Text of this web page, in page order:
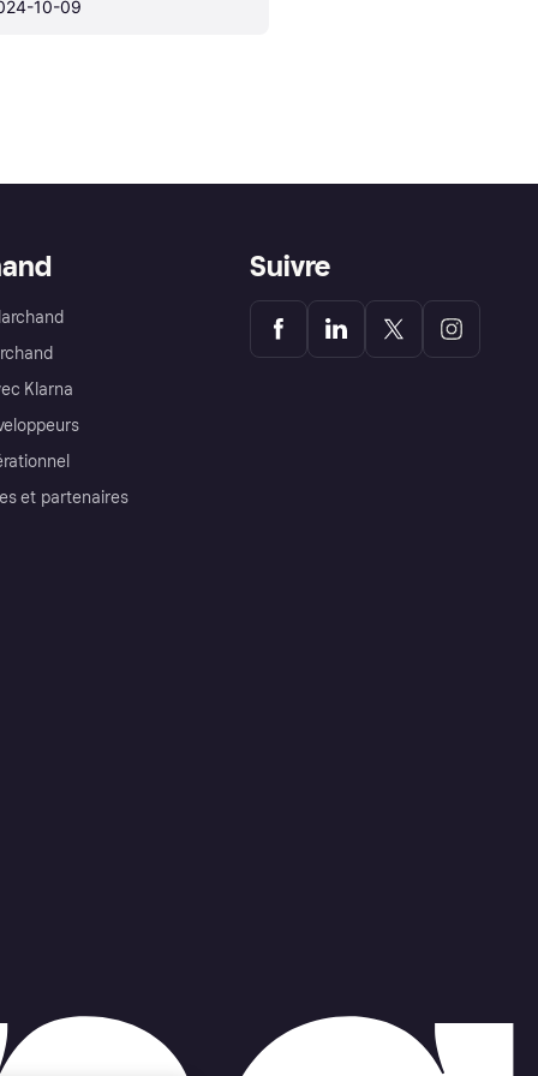
10-09
Klarna
et partenaires
Suivre